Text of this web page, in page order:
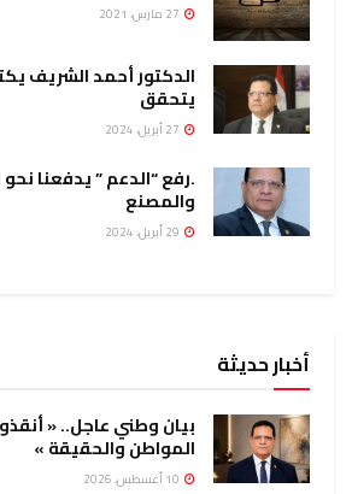
الدكتور أحمد الشريف
يتحقق
.رفع “الدعم ” يدفعنا
والمصنع
أخبار حديثة
بيان وطني عاجل.. «
المواطن والحقيقة »